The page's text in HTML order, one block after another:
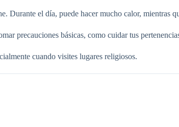
Durante el día, puede hacer mucho calor, mientras
precauciones básicas, como cuidar tus
cuando visites lugares religiosos.